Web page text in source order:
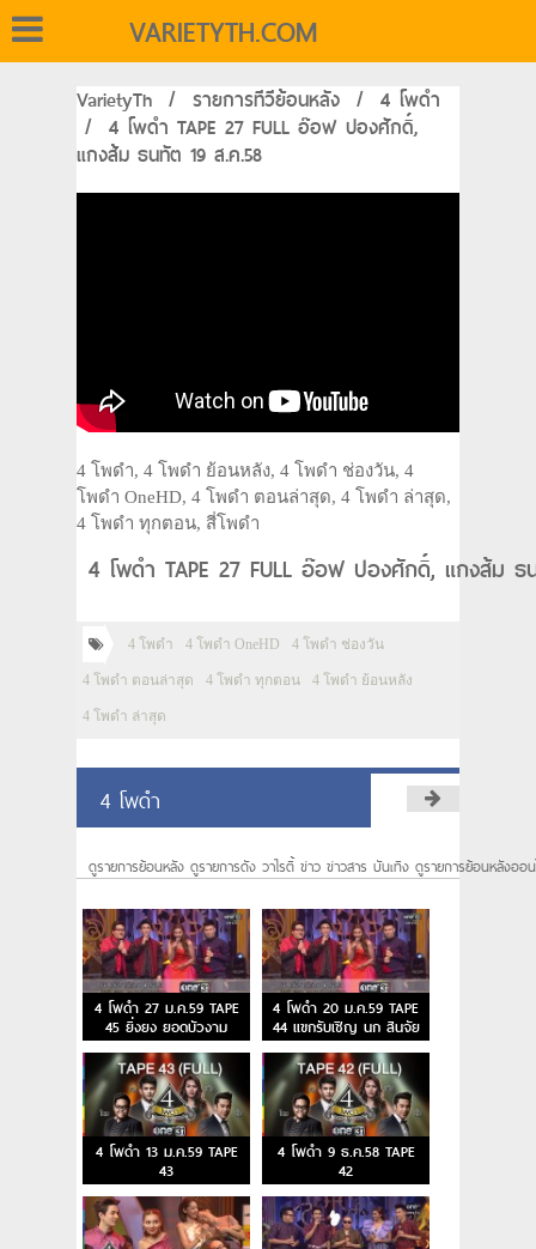
VARIETYTH.COM
VarietyTh / รายการทีวีย้อนหลัง / 4 โพดำ
/ 4 โพดำ TAPE 27 FULL อ๊อฟ ปองศักดิ์,
แกงส้ม ธนทัต 19 ส.ค.58
4 โพดำ, 4 โพดำ ย้อนหลัง, 4 โพดำ ช่องวัน, 4
โพดำ OneHD, 4 โพดำ ตอนล่าสุด, 4 โพดำ ล่าสุด,
4 โพดำ ทุกตอน, สี่โพดำ
4 โพดำ TAPE 27 FULL อ๊อฟ ปองศักดิ์, แกงส้ม
4 โพดำ 4 โพดำ OneHD 4 โพดำ ช่องวัน
4 โพดำ ตอนล่าสุด 4 โพดำ ทุกตอน 4 โพดำ ย้อนหลัง
4 โพดำ ล่าสุด
4 โพดำ
ดูรายการย้อนหลัง ดูรายการดัง วาไรตี้ ข่าว ข่าวสาร บันเทิง ดูรายการย้อนหลังออ
4 โพดำ 27 ม.ค.59 TAPE
45 ยิ่งยง ยอดบัวงาม
4 โพดำ 20 ม.ค.59 TAPE
44 แขกรับเชิญ นก สินจัย
4 โพดำ 13 ม.ค.59 TAPE
43
4 โพดำ 9 ธ.ค.58 TAPE
42